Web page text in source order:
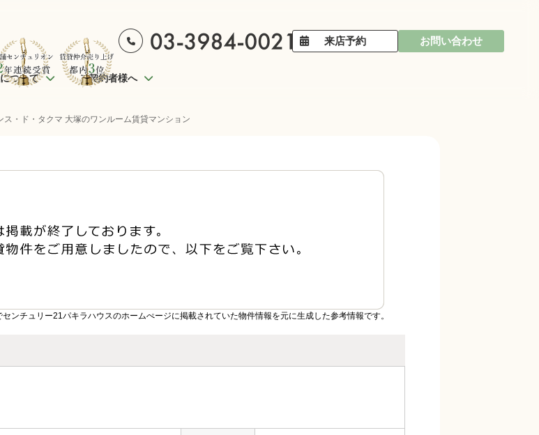
来店予約 お問い合わせ
ついて ご契約者様へ
ス・ド・タクマ 大塚のワンルーム賃貸マンション
チュリー21パキラハウスのホームぺージに掲載されていた物件情報を元に生成した参考情報です。